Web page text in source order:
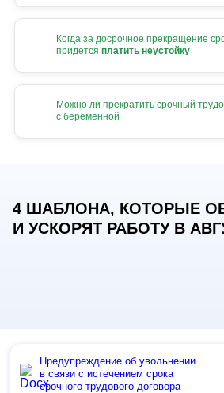
Когда за досрочное прекращение
придется платить неустойку
Можно ли прекратить срочный
с беременной
4 ШАБЛОНА, КОТОРЫЕ
И УСКОРЯТ РАБОТУ В
Предупреждение об увольнении
в связи с истечением срока
срочного трудового договора